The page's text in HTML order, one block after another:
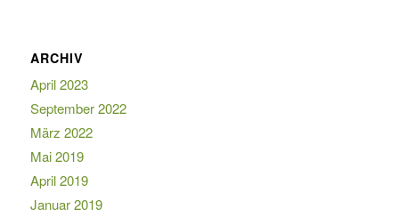
ARCHIV
April 2023
September 2022
März 2022
Mai 2019
April 2019
Januar 2019